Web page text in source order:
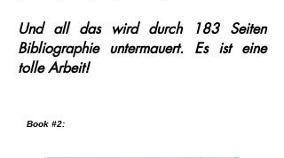
Und all das wird durch 183 Seiten
Bibliographie untermauert. Es ist eine
tolle Arbeit!
Book #2: